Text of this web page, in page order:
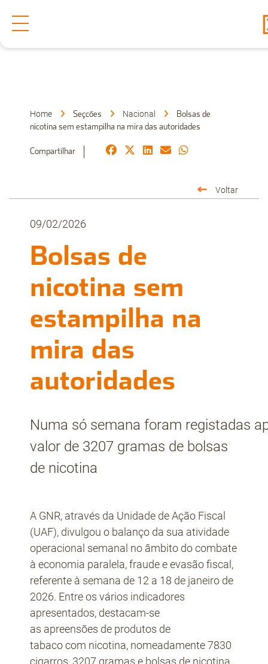
Denuncia
Sobre Nós
Home Seçcões Nacional
Bolsas de
nicotina sem estampilha na mira das autoridades
Compartilhar
Voltar
09/02/2026
Bolsas de
nicotina sem
estampilha na
mira das
autoridades
Numa só semana foram registadas
valor de 3207 gramas de bolsas
de nicotina
A GNR, através da Unidade de Ação Fiscal
(UAF), divulgou o balanço da sua atividade
operacional semanal no âmbito do combate
à economia paralela, fraude e evasão fiscal,
referente à semana de 12 a 18 de janeiro de
2026. Entre os vários indicadores
apresentados, destacam-se
as apreensões de produtos de
tabaco com nicotina, nomeadamente 7830
cigarros, 3207 gramas e bolsas de nicotina.